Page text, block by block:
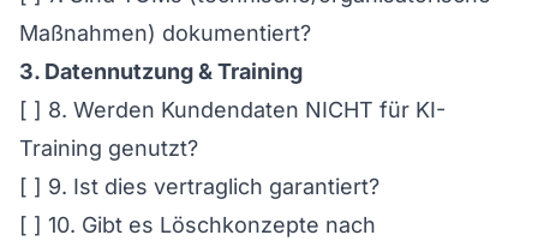
Maßnahmen) dokumentiert?
3. Datennutzung & Training
[ ] 8. Werden Kundendaten NICHT für KI-
Training genutzt?
[ ] 9. Ist dies vertraglich garantiert?
[ ] 10. Gibt es Löschkonzepte nach